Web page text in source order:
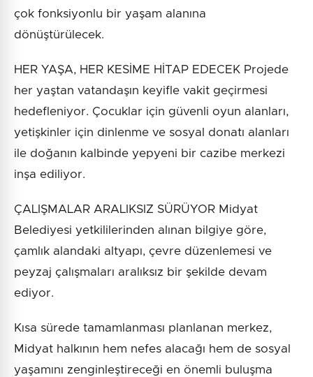
çok fonksiyonlu bir yaşam alanına
dönüştürülecek.
HER YAŞA, HER KESİME HİTAP EDECEK Projede
her yaştan vatandaşın keyifle vakit geçirmesi
hedefleniyor. Çocuklar için güvenli oyun alanları,
yetişkinler için dinlenme ve sosyal donatı alanları
ile doğanın kalbinde yepyeni bir cazibe merkezi
inşa ediliyor.
ÇALIŞMALAR ARALIKSIZ SÜRÜYOR Midyat
Belediyesi yetkililerinden alınan bilgiye göre,
çamlık alandaki altyapı, çevre düzenlemesi ve
peyzaj çalışmaları aralıksız bir şekilde devam
ediyor.
Kısa sürede tamamlanması planlanan merkez,
Midyat halkının hem nefes alacağı hem de sosyal
yaşamını zenginleştireceği en önemli buluşma